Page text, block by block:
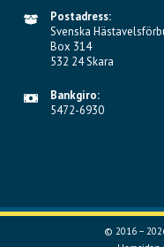
Postadress:
Svenska
Box 314
532 24 Skara
Bankgiro:
5472-6930
© 2016 –